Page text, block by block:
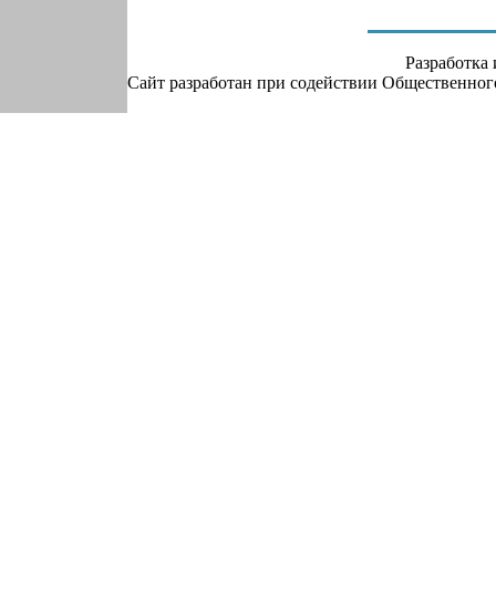
Сайт разработан при содействии